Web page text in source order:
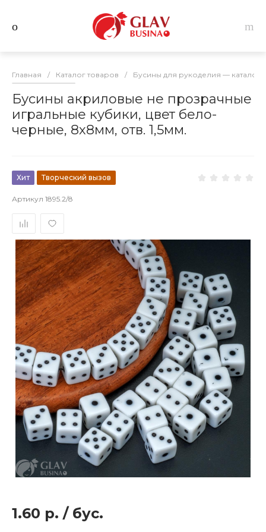
Главная / Каталог товаров / Бусины для рукоделия — каталог
Бусины акриловые не прозрачные
игральные кубики, цвет бело-
черные, 8х8мм, отв. 1,5мм.
Хит Творческий вызов
Артикул 1895.2/8
1.60 р. / бус.